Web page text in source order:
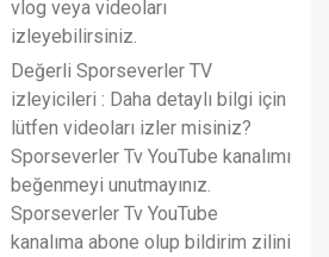
vlog veya videoları
izleyebilirsiniz.
Değerli Sporseverler TV
izleyicileri : Daha detaylı bilgi için
lütfen videoları izler misiniz?
Sporseverler Tv YouTube kanalımı
beğenmeyi unutmayınız.
Sporseverler Tv YouTube
kanalıma abone olup bildirim zilini